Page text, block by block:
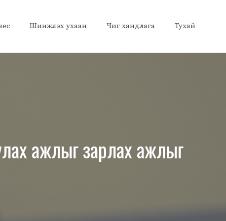
Шинжлэх ухаан Чиг хандлага Тухай
ажлыг зарлах ажлыг